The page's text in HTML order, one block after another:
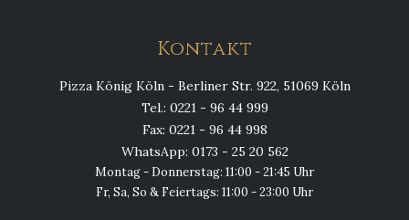
Kontakt
Pizza König Köln - Berliner Str. 922, 51069 Köln
Tel.: 0221 - 96 44 999
Fax: 0221 - 96 44 998
WhatsApp: 0173 - 25 20 562
Montag - Donnerstag: 11:00 - 21:45 Uhr
Fr, Sa, So & Feiertags: 11:00 - 23:00 Uhr